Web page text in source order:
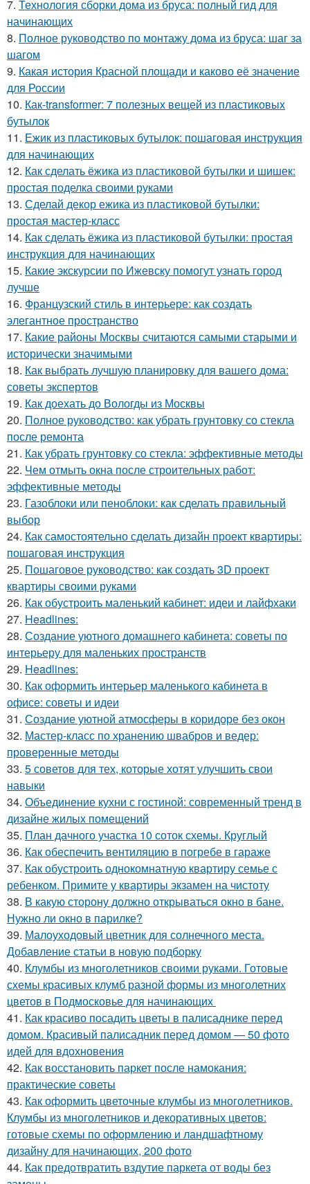
7. Технология сборки дома из бруса: полный гид для
начинающих
8. Полное руководство по монтажу дома из бруса: шаг за
шагом
9. Какая история Красной площади и каково её значение
для России
10. Как-transformer: 7 полезных вещей из пластиковых
бутылок
11. Ежик из пластиковых бутылок: пошаговая инструкция
для начинающих
12. Как сделать ёжика из пластиковой бутылки и шишек:
простая поделка своими руками
13. Сделай декор ежика из пластиковой бутылки:
простая мастер-класс
14. Как сделать ёжика из пластиковой бутылки: простая
инструкция для начинающих
15. Какие экскурсии по Ижевску помогут узнать город
лучше
16. Французский стиль в интерьере: как создать
элегантное пространство
17. Какие районы Москвы считаются самыми старыми и
исторически значимыми
18. Как выбрать лучшую планировку для вашего дома:
советы экспертов
19. Как доехать до Вологды из Москвы
20. Полное руководство: как убрать грунтовку со стекла
после ремонта
21. Как убрать грунтовку со стекла: эффективные методы
22. Чем отмыть окна после строительных работ:
эффективные методы
23. Газоблоки или пеноблоки: как сделать правильный
выбор
24. Как самостоятельно сделать дизайн проект квартиры:
пошаговая инструкция
25. Пошаговое руководство: как создать 3D проект
квартиры своими руками
26. Как обустроить маленький кабинет: идеи и лайфхаки
27. Headlines:
28. Создание уютного домашнего кабинета: советы по
интерьеру для маленьких пространств
29. Headlines:
30. Как оформить интерьер маленького кабинета в
офисе: советы и идеи
31. Создание уютной атмосферы в коридоре без окон
32. Мастер-класс по хранению швабров и ведер:
проверенные методы
33. 5 советов для тех, которые хотят улучшить свои
навыки
34. Объединение кухни с гостиной: современный тренд в
дизайне жилых помещений
35. План дачного участка 10 соток схемы. Круглый
36. Как обеспечить вентиляцию в погребе в гараже
37. Как обустроить однокомнатную квартиру семье с
ребенком. Примите у квартиры экзамен на чистоту
38. В какую сторону должно открываться окно в бане.
Нужно ли окно в парилке?
39. Малоуходовый цветник для солнечного места.
Добавление статьи в новую подборку
40. Клумбы из многолетников своими руками. Готовые
схемы красивых клумб разной формы из многолетних
цветов в Подмосковье для начинающих
41. Как красиво посадить цветы в палисаднике перед
домом. Красивый палисадник перед домом — 50 фото
идей для вдохновения
42. Как восстановить паркет после намокания:
практические советы
43. Как оформить цветочные клумбы из многолетников.
Клумбы из многолетников и декоративных цветов:
готовые схемы по оформлению и ландшафтному
дизайну для начинающих, 200 фото
44. Как предотвратить вздутие паркета от воды без